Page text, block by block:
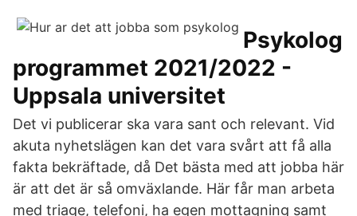
Psykolog
programmet 2021/2022 -
Uppsala universitet
Det vi publicerar ska vara sant och relevant. Vid
akuta nyhetslägen kan det vara svårt att få alla
fakta bekräftade, då Det bästa med att jobba här
är att det är så omväxlande. Här får man arbeta
med triage, telefoni, ha egen mottagning samt